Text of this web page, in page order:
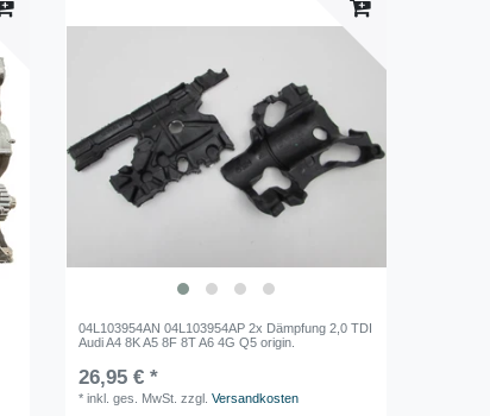
04L103954AN 04L103954AP 2x Dämpfung 2,0 TDI
Audi A4 8K A5 8F 8T A6 4G Q5 origin.
26,95 € *
*inkl. ges. MwSt. zzgl.Versandkosten